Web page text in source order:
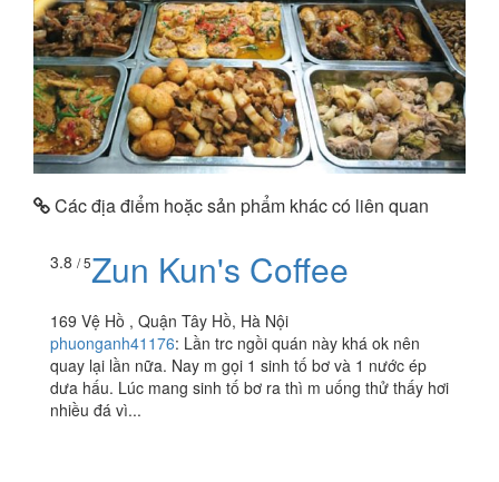
Các địa điểm hoặc sản phẩm khác có liên quan
3.8 / 5Zun Kun's Coffee
169 Vệ Hồ , Quận Tây Hồ, Hà Nội
phuonganh41176: Lần trc ngồi quán này khá ok nên
quay lại lần nữa. Nay m gọi 1 sinh tố bơ và 1 nước ép
dưa hấu. Lúc mang sinh tố bơ ra thì m uống thử thấy hơi
nhiều đá vì...